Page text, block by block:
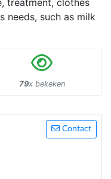
treatment, clothes
needs, such as milk
79x bekeken
Contact